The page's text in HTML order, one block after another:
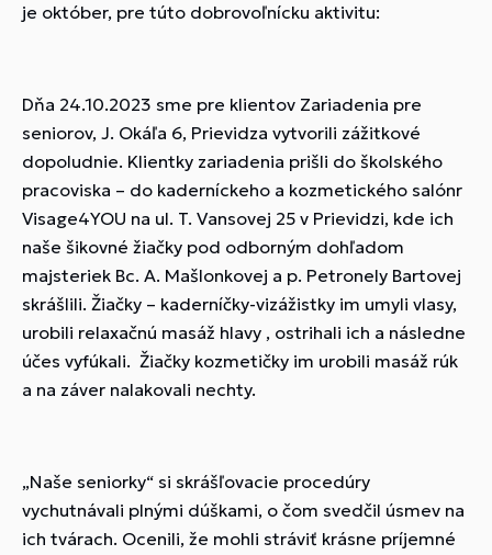
je október, pre túto dobrovoľnícku aktivitu:
Dňa 24.10.2023 sme pre klientov Zariadenia pre
seniorov, J. Okáľa 6, Prievidza vytvorili zážitkové
dopoludnie. Klientky zariadenia prišli do školského
pracoviska – do kaderníckeho a kozmetického salónr
Visage4YOU na ul. T. Vansovej 25 v Prievidzi, kde ich
naše šikovné žiačky pod odborným dohľadom
majsteriek Bc. A. Mašlonkovej a p. Petronely Bartovej
skrášlili. Žiačky – kaderníčky-vizážistky im umyli vlasy,
urobili relaxačnú masáž hlavy , ostrihali ich a následne
účes vyfúkali. Žiačky kozmetičky im urobili masáž rúk
a na záver nalakovali nechty.
„Naše seniorky“ si skrášľovacie procedúry
vychutnávali plnými dúškami, o čom svedčil úsmev na
ich tvárach. Ocenili, že mohli stráviť krásne príjemné